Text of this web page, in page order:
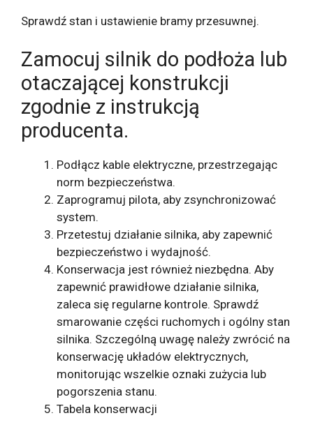
Sprawdź stan i ustawienie bramy przesuwnej.
Zamocuj silnik do podłoża lub
otaczającej konstrukcji
zgodnie z instrukcją
producenta.
Podłącz kable elektryczne, przestrzegając
norm bezpieczeństwa.
Zaprogramuj pilota, aby zsynchronizować
system.
Przetestuj działanie silnika, aby zapewnić
bezpieczeństwo i wydajność.
Konserwacja jest również niezbędna. Aby
zapewnić prawidłowe działanie silnika,
zaleca się regularne kontrole. Sprawdź
smarowanie części ruchomych i ogólny stan
silnika. Szczególną uwagę należy zwrócić na
konserwację układów elektrycznych,
monitorując wszelkie oznaki zużycia lub
pogorszenia stanu.
Tabela konserwacji